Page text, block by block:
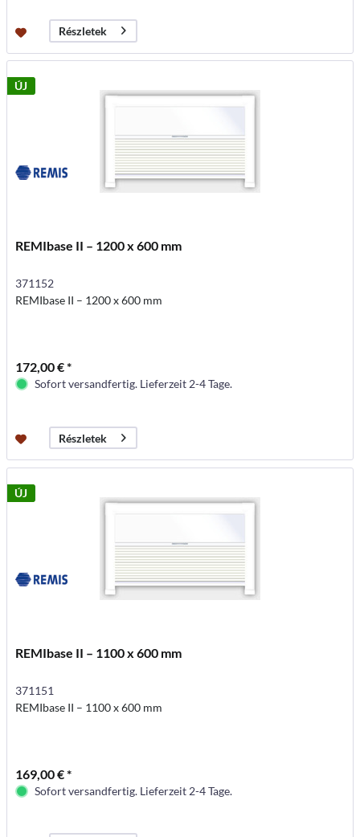
Részletek
ÚJ
REMIbase II – 1200 x 600 mm
371152
REMIbase II – 1200 x 600 mm
172,00 € *
Sofort versandfertig. Lieferzeit 2-4 Tage.
Részletek
ÚJ
REMIbase II – 1100 x 600 mm
371151
REMIbase II – 1100 x 600 mm
169,00 € *
Sofort versandfertig. Lieferzeit 2-4 Tage.